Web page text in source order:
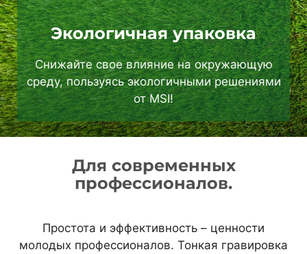
Экологичная упаковка
Снижайте свое влияние на окружающую
среду, пользуясь экологичными решениями
от MSI!
Для современных
профессионалов.
Простота и эффективность – ценности
молодых профессионалов. Тонкая гравировка